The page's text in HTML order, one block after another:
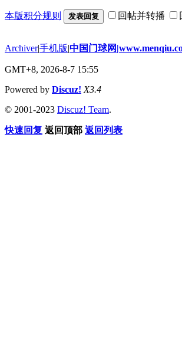
本版积分规则 发表回复 回帖并转播
Archiver|手机版|中国门球网
GMT+8, 2026-8-7 15:55
Powered by Discuz! X3.4
© 2001-2023 Discuz! Team.
快速回复 返回顶部 返回列表